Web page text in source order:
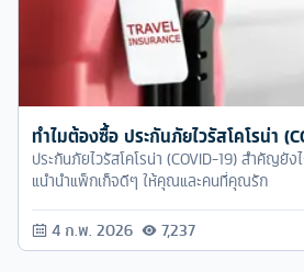
ทำไมต้องซื้อ ประกันภัยไวรัสโคโรน่า
ประกันภัยไวรัสโคโรน่า (COVID-19) สำคัญยั
แนำนำแพ็กเก็จดีๆ ให้คุณและคนที่คุณรัก
4 ก.พ. 2026 7,237